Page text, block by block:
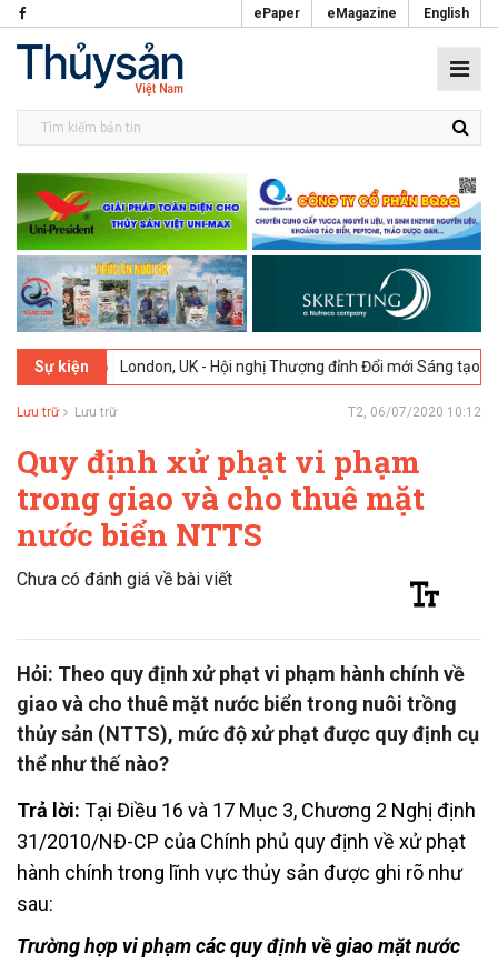
ePaper eMagazine English
Sự kiện
London, UK - Hội nghị Thượng đỉnh Đổi mới Sáng tạo trong
Lưu trữ Lưu trữ T2, 06/07/2020 10:12
Quy định xử phạt vi phạm
trong giao và cho thuê mặt
nước biển NTTS
Chưa có đánh giá về bài viết
Hỏi: Theo quy định xử phạt vi phạm hành chính về
giao và cho thuê mặt nước biển trong nuôi trồng
thủy sản (NTTS), mức độ xử phạt được quy định cụ
thể như thế nào?
Trả lời: Tại Điều 16 và 17 Mục 3, Chương 2 Nghị định
31/2010/NĐ-CP của Chính phủ quy định về xử phạt
hành chính trong lĩnh vực thủy sản được ghi rõ như
sau:
Trường hợp vi phạm các quy định về giao mặt nước